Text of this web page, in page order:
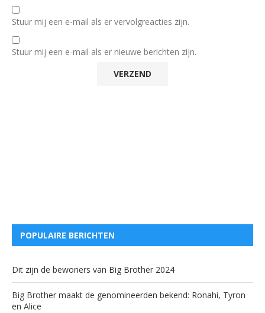
Stuur mij een e-mail als er vervolgreacties zijn.
Stuur mij een e-mail als er nieuwe berichten zijn.
POPULAIRE BERICHTEN
Dit zijn de bewoners van Big Brother 2024
Big Brother maakt de genomineerden bekend: Ronahi, Tyron
en Alice